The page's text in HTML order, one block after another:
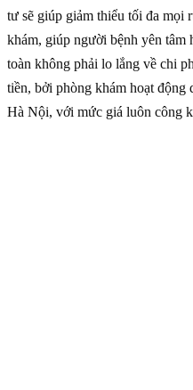
tư sẽ giúp giảm thiểu tối đa mọi
khám, giúp người bệnh yên
toàn không phải lo lắng về chi
tiền, bởi phòng khám hoạt động
Hà Nội, với mức giá luôn công